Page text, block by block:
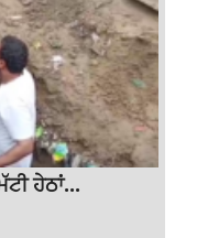
ਹੇਠਾਂ...